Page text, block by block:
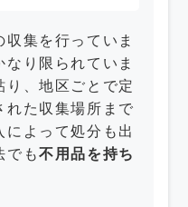
集を行っていま
なり限られていま
り、地区ごとで定
れた収集場所まで
よって処分も出
でも不用品を持ち